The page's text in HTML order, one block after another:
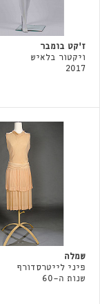
ז'קט בומבר
ויקטור בלאיש
2017
שמלה
פיני לייטרסדורף
שנות ה-60